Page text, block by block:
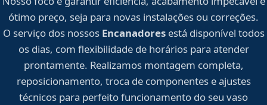
ótimo preço, seja para novas instalações ou correções.
O serviço dos nossos Encanadoresestá disponível todos
os dias, com flexibilidade de horários para atender
prontamente. Realizamos montagem completa,
reposicionamento, troca de componentes e ajustes
técnicos para perfeito funcionamento do seu vaso